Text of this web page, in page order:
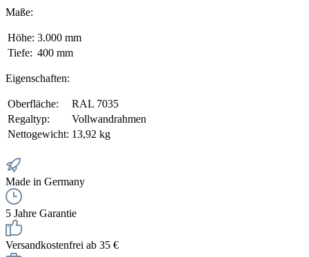
Maße:
Höhe: 3.000 mm
Tiefe: 400 mm
Eigenschaften:
Oberfläche:
RAL 7035
Regaltyp:
Vollwandrahmen
Nettogewicht: 13,92 kg
Made in Germany
5 Jahre Garantie
Versandkostenfrei ab 35 €